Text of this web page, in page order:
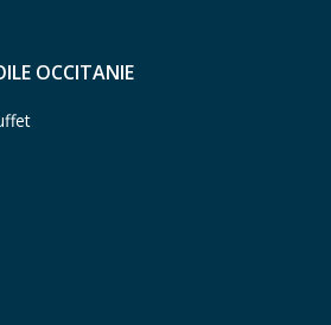
OCCITANIE